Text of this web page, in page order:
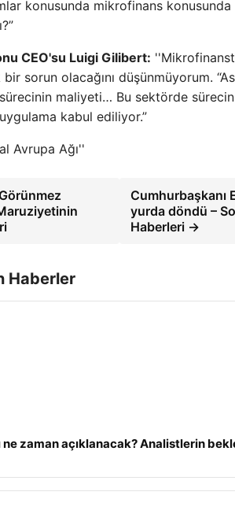
konusunda mikrofinans
CEO'su Luigi Gilibert:
bir sorun olacağını düşünmüyorum.
maliyeti… Bu sektörde
kabul ediliyor.”
Avrupa Ağı''
Cumhurbaşkanı
yurda döndü –
Haberleri →
Haberler
ne zaman açıklanacak? Analistlerin